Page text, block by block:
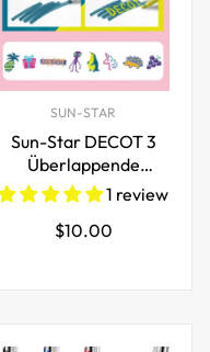
SUN-STAR
Sun-Star DECOT 3
Überlappende
Textmarker1 review
Regulärer
$10.00